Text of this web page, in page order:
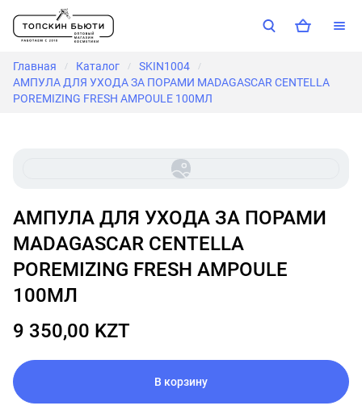
Главная / Каталог / SKIN1004 /
АМПУЛА ДЛЯ УХОДА ЗА ПОРАМИ MADAGASCAR CENTELLA
POREMIZING FRESH AMPOULE 100МЛ
АМПУЛА ДЛЯ УХОДА ЗА ПОРАМИ
MADAGASCAR CENTELLA
POREMIZING FRESH AMPOULE
100МЛ
9 350,00 KZT
В корзину